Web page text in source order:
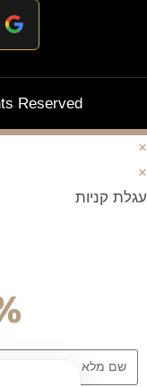
Reserved
×
×
עגלת קניות